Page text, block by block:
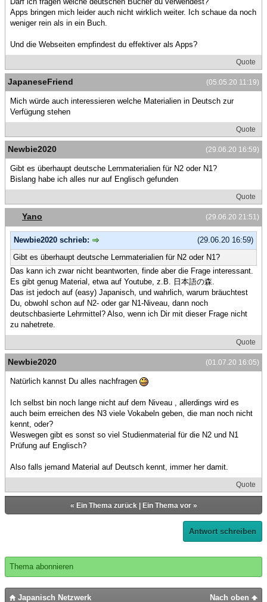
Apps bringen mich leider auch nicht wirklich weiter. Ich schaue da noch
weniger rein als in ein Buch.
Und die Webseiten empfindest du effektiver als Apps?
Quote
(05.05.20 11:19)
JapaneseFriend
Mich würde auch interessieren welche Materialien in Deutsch zur
Verfügung stehen
Quote
(29.06.20 16:59)
Newbie2020
Gibt es überhaupt deutsche Lernmaterialien für N2 oder N1?
Bislang habe ich alles nur auf Englisch gefunden
Quote
(29.06.20 21:51)
Yano
(29.06.20 16:59)
Newbie2020 schrieb:
Gibt es überhaupt deutsche Lernmaterialien für N2 oder N1?
Das kann ich zwar nicht beantworten, finde aber die Frage interessant.
Es gibt genug Material, etwa auf Youtube, z.B. 日本語の森.
Das ist jedoch auf (easy) Japanisch, und wahrlich, warum bräuchtest
Du, obwohl schon auf N2- oder gar N1-Niveau, dann noch
deutschbasierte Lehrmittel? Also, wenn ich Dir mit dieser Frage nicht
zu nahetrete.
Quote
(01.07.20 16:05)
Newbie2020
Natürlich kannst Du alles nachfragen
Ich selbst bin noch lange nicht auf dem Niveau , allerdings wird es
auch beim erreichen des N3 viele Vokabeln geben, die man noch nicht
kennt, oder?
Weswegen gibt es sonst so viel Studienmaterial für die N2 und N1
Prüfung auf Englisch?
Also falls jemand Material auf Deutsch kennt, immer her damit.
Quote
« Ein Thema zurück| Ein Thema vor»
Antwort schreiben
Thema abonnieren
Nach oben
Japanisch Netzwerk